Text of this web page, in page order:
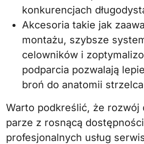
konkurencjach
Akcesoria takie jak
montażu, szybsze
celowników i
podparcia pozwalają
broń do anatomii
Warto podkreślić, że rozwój
parze z rosnącą
profesjonalnych usług